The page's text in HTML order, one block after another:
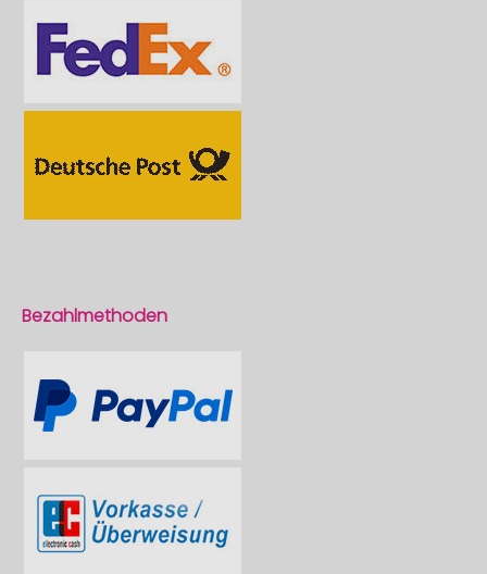
Bezahlmethoden